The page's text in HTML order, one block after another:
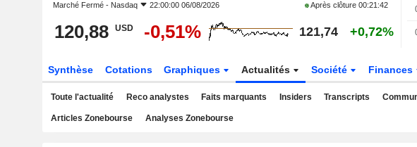
Marché Fermé - Nasdaq 22:00:00 06/08/2026 Après clôture 00:21:42
120,88 USD -0,51% 121,74 +0,72%
Synthèse Cotations Graphiques Actualités Société Finances
Toute l'actualité Reco analystes Faits marquants Insiders Transcripts
Articles Zonebourse Analyses Zonebourse